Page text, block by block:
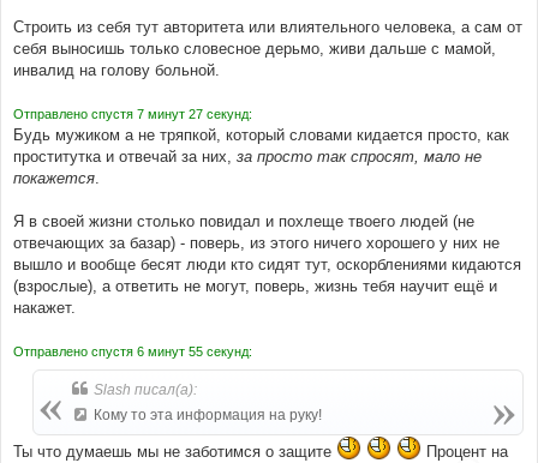
Строить из себя тут авторитета или влиятельного человека, а сам от
себя выносишь только словесное дерьмо, живи дальше с мамой,
инвалид на голову больной.
Отправлено спустя 7 минут 27 секунд:
Будь мужиком а не тряпкой, который словами кидается просто, как
проститутка и отвечай за них, за просто так спросят, мало не
покажется.
Я в своей жизни столько повидал и похлеще твоего людей (не
отвечающих за базар) - поверь, из этого ничего хорошего у них не
вышло и вообще бесят люди кто сидят тут, оскорблениями кидаются
(взрослые), а ответить не могут, поверь, жизнь тебя научит ещё и
накажет.
Отправлено спустя 6 минут 55 секунд:
Slash писал(а):
Кому то эта информация на руку!
Ты что думаешь мы не заботимся о защите
Процент на